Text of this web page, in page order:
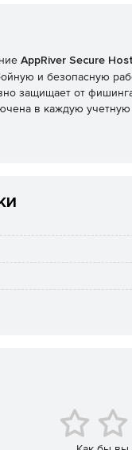
AppRiver Secure
и безопасную
защищает от
в каждую учетную
(50 ГБ).